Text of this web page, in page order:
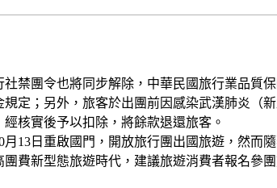
社禁團令也將同步解除，中華民國旅行業品
定；另外，旅客於出團前因感染武漢肺炎（
核實後予以扣除，將餘款退還旅客。
13日重啟國門，開放旅行團出國旅遊，然而
費新型態旅遊時代，建議旅遊消費者報名參